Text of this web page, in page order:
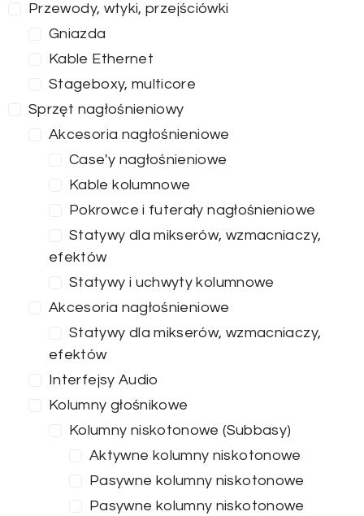
Przewody, wtyki, przejściówki
Gniazda
Kable Ethernet
Stageboxy, multicore
Sprzęt nagłośnieniowy
Akcesoria nagłośnieniowe
Case'y nagłośnieniowe
Kable kolumnowe
Pokrowce i futerały nagłośnieniowe
Statywy dla mikserów, wzmacniaczy,
efektów
Statywy i uchwyty kolumnowe
Akcesoria nagłośnieniowe
Statywy dla mikserów, wzmacniaczy,
efektów
Interfejsy Audio
Kolumny głośnikowe
Kolumny niskotonowe (Subbasy)
Aktywne kolumny niskotonowe
Pasywne kolumny niskotonowe
Pasywne kolumny niskotonowe